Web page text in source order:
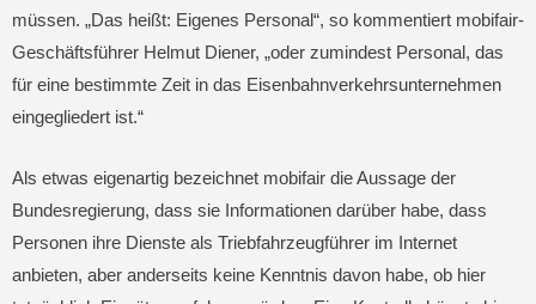
müssen. „Das heißt: Eigenes Personal“, so kommentiert mobifair-
Geschäftsführer Helmut Diener, „oder zumindest Personal, das
für eine bestimmte Zeit in das Eisenbahnverkehrsunternehmen
eingegliedert ist.“
Als etwas eigenartig bezeichnet mobifair die Aussage der
Bundesregierung, dass sie Informationen darüber habe, dass
Personen ihre Dienste als Triebfahrzeugführer im Internet
anbieten, aber anderseits keine Kenntnis davon habe, ob hier